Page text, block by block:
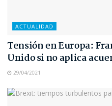
ACTUALIDAD
Tensión en Europa:
Unido si no aplica
29/04/2021